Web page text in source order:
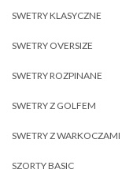
SWETRY KLASYCZNE
SWETRY OVERSIZE
SWETRY ROZPINANE
SWETRY Z GOLFEM
SWETRY Z WARKOCZAMI
SZORTY BASIC